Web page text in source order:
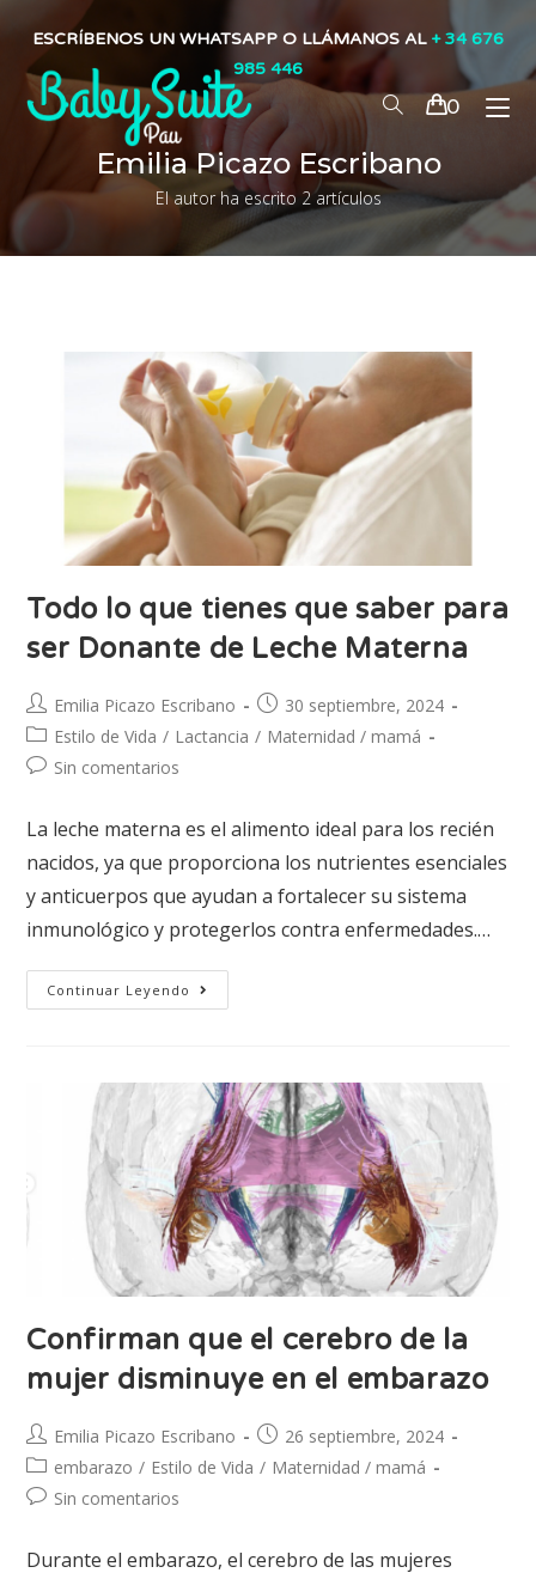
ESCRÍBENOS UN WHATSAPP O LLÁMANOS AL + 34 676
985 446
0
Emilia Picazo Escribano
El autor ha escrito 2 artículos
Todo lo que tienes que saber para
ser Donante de Leche Materna
Emilia Picazo Escribano
30 septiembre, 2024
Estilo de Vida / Lactancia / Maternidad / mamá
Sin comentarios
La leche materna es el alimento ideal para los recién
nacidos, ya que proporciona los nutrientes esenciales
y anticuerpos que ayudan a fortalecer su sistema
inmunológico y protegerlos contra enfermedades.…
Continuar Leyendo
Confirman que el cerebro de la
mujer disminuye en el embarazo
Emilia Picazo Escribano
26 septiembre, 2024
embarazo / Estilo de Vida / Maternidad / mamá
Sin comentarios
Durante el embarazo, el cerebro de las mujeres